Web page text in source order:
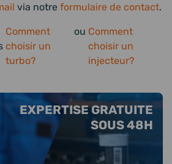
EXPERTISE GRATUITE
SOUS 48H
via notre formulaire de contact.
Comment
choisir un
turbo?
ou Comment
choisir un
injecteur?